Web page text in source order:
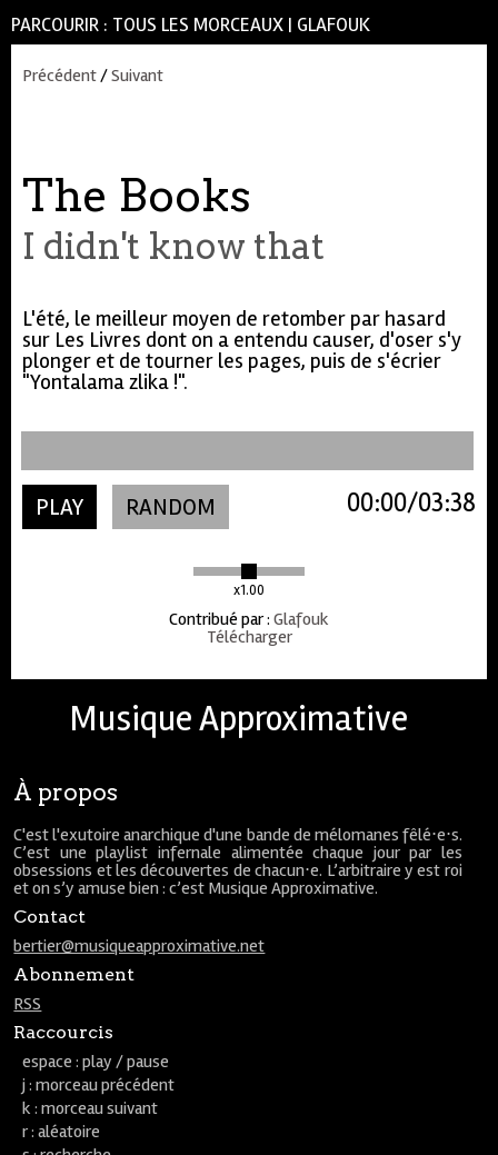
PARCOURIR : TOUS LES MORCEAUX | GLAFOUK
Précédent/Suivant
The Books
I didn't know that
L'été, le meilleur moyen de retomber par hasard
sur Les Livres dont on a entendu causer, d'oser s'y
plonger et de tourner les pages, puis de s'écrier
"Yontalama zlika !".
PLAY RANDOM
x1.00
03:38
00:00
Contribué par: Glafouk
Télécharger
Musique Approximative
À propos
C'est l'exutoire anarchique d'une bande de mélomanes fêlé⋅e⋅s.
C’est une playlist infernale alimentée chaque jour par les
obsessions et les découvertes de chacun⋅e. L’arbitraire y est roi
et on s’y amuse bien : c’est Musique Approximative.
Contact
bertier@musiqueapproximative.net
Abonnement
RSS
Raccourcis
espace : play / pause
j : morceau précédent
k : morceau suivant
r : aléatoire